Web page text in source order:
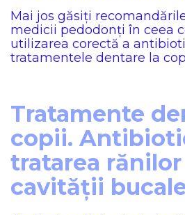
Mai jos găsiți
medicii pedodonți în ceea
utilizarea corectă a
tratamentele dentare la
Tratamente
copii.
tratarea
cavității